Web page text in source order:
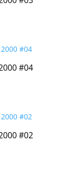
#04
#02